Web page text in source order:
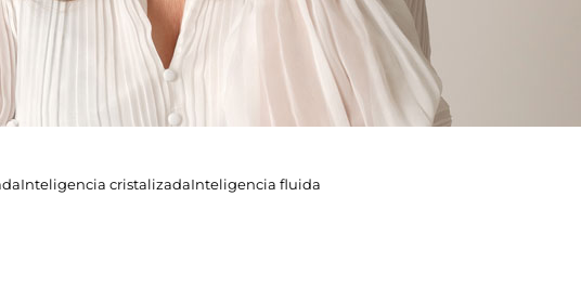
Inteligencia cristalizadaInteligencia fluida